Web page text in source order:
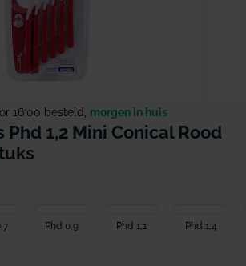
venster
16:00 besteld, morgen in huis
1,2 Mini Conical Rood
Phd 0,9 Phd 1,1 Phd 1,4